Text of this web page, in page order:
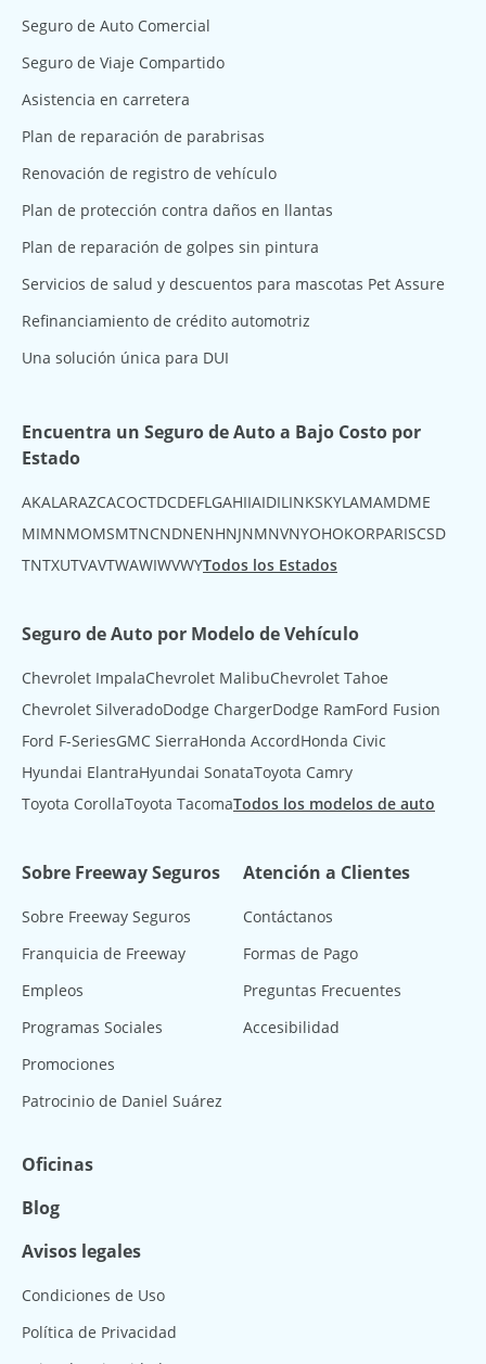
Seguro de Auto Comercial
Seguro de Viaje Compartido
Asistencia en carretera
Plan de reparación de parabrisas
Renovación de registro de vehículo
Plan de protección contra daños en llantas
Plan de reparación de golpes sin pintura
Servicios de salud y descuentos para mascotas Pet Assure
Refinanciamiento de crédito automotriz
Una solución única para DUI
Encuentra un Seguro de Auto a Bajo Costo por
Estado
AKAL ARAZCACOCTDCDEFL GAHIIAIDIL INKSKYLAMAMDME
MIMNMOMSMTNCNDNENHNJNMNVNYOHOKORPARISCSD
TNTXUTVAVTWAWIWVWYTodos los Estados
Seguro de Auto por Modelo de Vehículo
Chevrolet ImpalaChevrolet MalibuChevrolet Tahoe
Chevrolet SilveradoDodge ChargerDodge RamFord Fusion
Ford F-SeriesGMC SierraHonda AccordHonda Civic
Hyundai ElantraHyundai SonataToyota Camry
Toyota CorollaToyota TacomaTodos los modelos de auto
Sobre Freeway Seguros
Sobre Freeway Seguros
Franquicia de Freeway
Empleos
Programas Sociales
Promociones
Patrocinio de Daniel Suárez
Atención a Clientes
Contáctanos
Formas de Pago
Preguntas Frecuentes
Accesibilidad
Oficinas
Blog
Avisos legales
Condiciones de Uso
Política de Privacidad